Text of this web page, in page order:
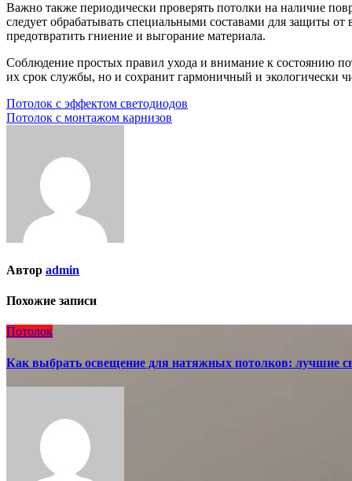
Важно также периодически проверять потолки на наличие
следует обрабатывать специальными составами для защиты
предотвратить гниение и выгорание материала.
Соблюдение простых правил ухода и внимание к состоянию
их срок службы, но и сохранит гармоничный и экологически
Навигация
по
Потолок с эффектом светодиодов
Потолок с монтажом карнизов
Автор admin
Похожие записи
Потолок
Как выбрать освещение для натяжных потолков: лучшие